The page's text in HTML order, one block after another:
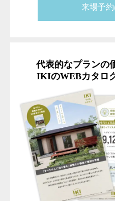
来場予
代表的なプランの
IKIのWEBカタロ